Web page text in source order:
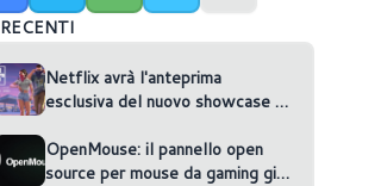
RECENTI
Netflix avrà l'anteprima
esclusiva del nuovo showcase di
OpenMouse: il pannello open
source per mouse da gaming gira